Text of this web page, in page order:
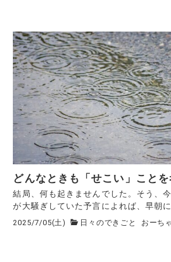
どんなときも「せこい」ことを
結局、何も起きませんでした。そう、
が大騒ぎしていた予言によれば、早朝に
2025/7/05(土) 日々のできごと おーち